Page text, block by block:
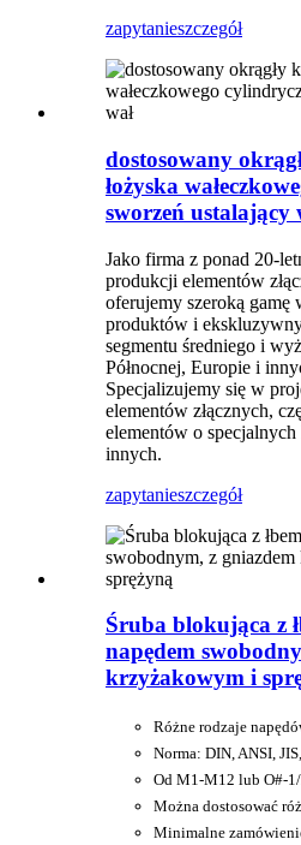
zapytanieszczegół
dostosowany
łożyska
sworzeń ustalający
Jako firma z ponad 20-
produkcji elementów
oferujemy szeroką gamę
produktów i
segmentu średniego i
Północnej, Europie i
Specjalizujemy się w
elementów złącznych,
elementów o specjalnych
innych.
zapytanieszczegół
Śruba blokująca z
napędem
krzyżakowym i
Różne rodzaje
Norma: DIN, ANSI,
Od M1-M12 lub O#-
Można dostosować
Minimalne